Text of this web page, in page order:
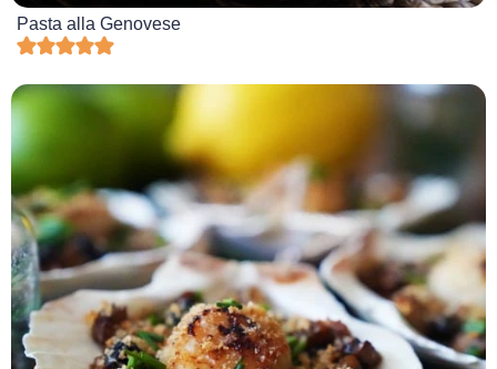
Pasta alla Genovese